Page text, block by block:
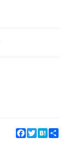
Facebook
TwitterHatena